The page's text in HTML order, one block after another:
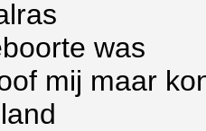
was
mij maar